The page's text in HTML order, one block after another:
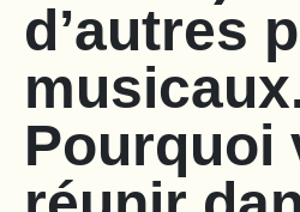
d’autres
Pourquoi